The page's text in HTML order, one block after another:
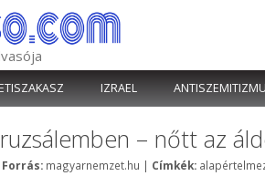
IZRAEL
– nőtt az
Forrás: Kategória
magyarnemzet.hu | Címkék: Címkék